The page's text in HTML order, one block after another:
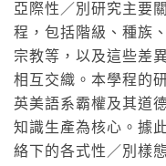
亞際性／別研究主要
程，包括階級、種族
宗教等，以及這些差
相互交織。本學程的
英美語系霸權及其道
知識生產為核心。據
絡下的各式性／別樣